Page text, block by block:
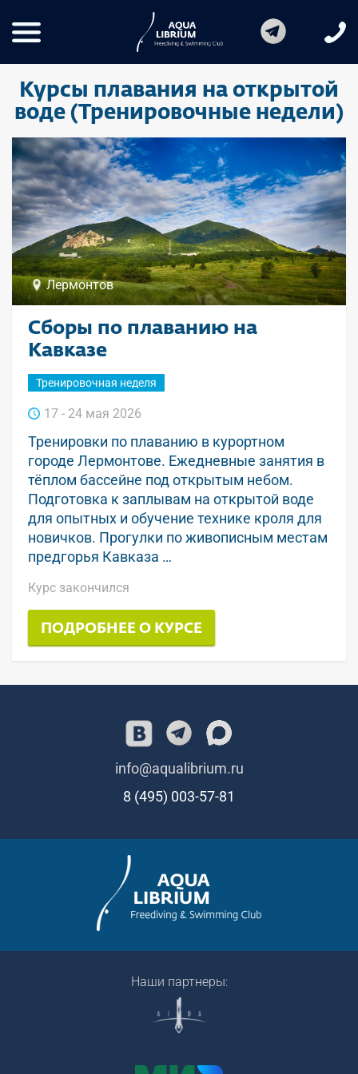
Курсы плавания на открытой
воде (Тренировочные недели)
Лермонтов
Сборы по плаванию на
Кавказе
Тренировочная неделя
17 - 24 мая 2026
Тренировки по плаванию в курортном
городе Лермонтове. Ежедневные занятия в
тёплом бассейне под открытым небом.
Подготовка к заплывам на открытой воде
для опытных и обучение технике кроля для
новичков. Прогулки по живописным местам
предгорья Кавказа …
Курс закончился
ПОДРОБНЕЕ О КУРСЕ
info@aqualibrium.ru
8 (495) 003-57-81
Наши партнеры: